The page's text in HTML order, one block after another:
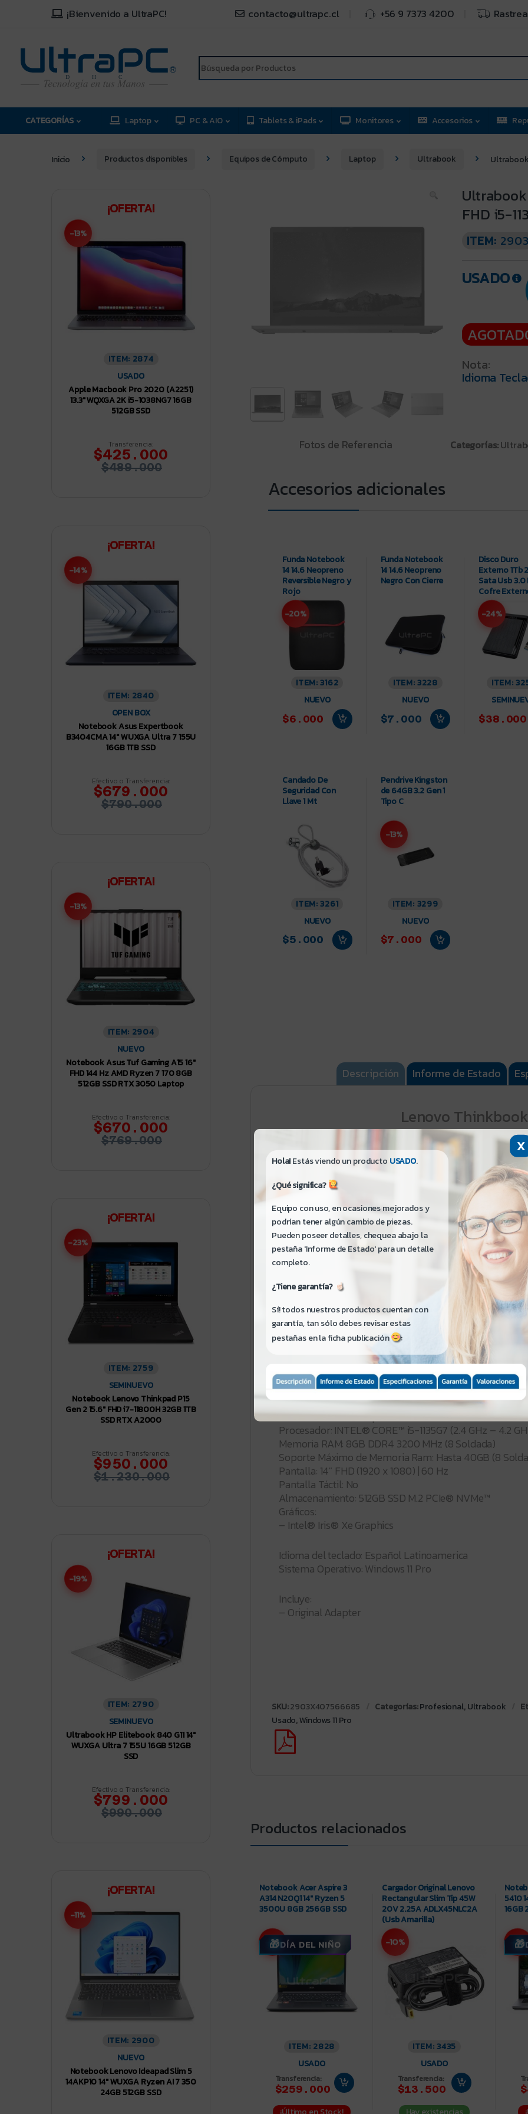
¡Bienvenido a UltraPC! contacto@ultrapc.cl +56 9 7373 4200
C
H
D
R
CATEGORÍAS Laptop PC & AIO Tablets & iPads Monitores Accesorios
Inicio Productos disponibles Equipos de Cómputo Laptop Ultrabook Ultrabook
FHD i5-
ITEM: 2903
USADO
Nota:
Idioma
Fotos de Referencia Categorías:
Funda Notebook
14 14.6 Neopreno
Reversible Negro y
Rojo
-20%
ITEM: 3162
NUEVO
$6.000
Funda Notebook
14 14.6 Neopreno
Negro Con Cierre
ITEM: 3228
NUEVO
$7.000
Disco Duro
Externo 1Tb
Sata Usb 3.0
Cofre
-24%
ITEM:
$38.000
Candado De
Seguridad Con
Llave 1 Mt
ITEM: 3261
NUEVO
$5.000
Pendrive Kingston
de 64GB 3.2 Gen 1
Tipo C
-13%
ITEM: 3299
NUEVO
$7.000
Descripción Informe de Estado
Lenovo Thinkbook
¡Hola! Si me lees no te quedarán dudas:
- Para información detallada haz clic en la pestaña
- Para mayor información de detalles estéticos del
Estado
Condición: Usado - Buen Estado
Condición de la Caja: No Posee
Garantía:
- 180 Días por Servicio Técnico, 90 Días Cargador,
- Fabricante: No Disponible
————————
Modelo del equipo: Lenovo Thinkbook 14 G2 Itl
Tipo de equipo: Ultrabook, Profesional
Características Principales:
Procesador: INTEL® CORE™ i5-1135G7 (2.4 GHz – 4.2
Memoria RAM: 8GB DDR4 3200 MHz (8 Soldada)
Soporte Máximo de Memoria Ram: Hasta 40GB (8
Pantalla: 14″ FHD (1920 x 1080) | 60 Hz
Pantalla Táctil: No
Almacenamiento: 512GB SSD M.2 PCIe® NVMe™
Gráficos:
– Intel® Iris® Xe Graphics
Idioma del teclado: Español Latinoamerica
Sistema Operativo: Windows 11 Pro
Incluye:
– Original Adapter
SKU:2903X407566685 Categorías:Profesional,Ultrabook
Usado,Windows 11 Pro
Productos relacionados
Notebook Acer Aspire 3
A314 N20Q1 14″ Ryzen 5
3500U 8GB 256GB SSD
-11%DÍA DEL NIÑO
ITEM: 2828
USADO
Transferencia:
$259.000
Cargador Original Lenovo
Rectangular Slim Tip 45W
20V 2.25A ADLX45NLC2A
(Usb Amarilla)
-10%
ITEM: 3435
USADO
Transferencia:
$13.500
5410
16GB
-7%
¡OFERTA!
-13%
ITEM: 2874
USADO
Apple Macbook Pro 2020 (A2251)
13.3″ WQXGA 2K i5-1038NG7 16GB
512GB SSD
Transferencia:
$425.000
$489.000
¡OFERTA!
-14%
ITEM: 2840
OPEN BOX
Notebook Asus Expertbook
B3404CMA 14″ WUXGA Ultra 7 155U
16GB 1TB SSD
Efectivo o Transferencia:
$679.000
$790.000
¡OFERTA!
-13%
ITEM: 2904
NUEVO
Notebook Asus Tuf Gaming A15 16″
FHD 144 Hz AMD Ryzen 7 170 8GB
512GB SSD RTX 3050 Laptop
Efectivo o Transferencia:
$670.000
$769.000
¡OFERTA!
-23%
ITEM: 2759
SEMINUEVO
Notebook Lenovo Thinkpad P15
Gen 2 15.6″ FHD i7-11800H 32GB 1TB
SSD RTX A2000
Efectivo o Transferencia:
$950.000
$1.230.000
¡OFERTA!
-19%
ITEM: 2790
SEMINUEVO
Ultrabook HP Elitebook 840 G11 14″
WUXGA Ultra 7 155U 16GB 512GB
SSD
Efectivo o Transferencia:
$799.000
$990.000
¡OFERTA!
-11%
ITEM: 2900
NUEVO
Notebook Lenovo Ideapad Slim 5
14AKP10 14″ WUXGA Ryzen AI 7 350
24GB 512GB SSD
X
Hola!Estás viendo un producto USADO.
¿Qué significa?
Equipo con uso, en ocasiones mejorados y
podrían tener algún cambio de piezas.
Pueden poseer detalles, chequea abajo la
pestaña 'Informe de Estado' para un detalle
completo.
¿Tiene garantía?
Sí! todos nuestros productos cuentan con
garantía, tan sólo debes revisar estas
pestañas en la ficha publicación
: